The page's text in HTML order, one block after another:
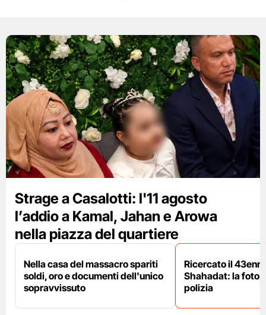
Strage a Casalotti: l'11 agosto
l’addio a Kamal, Jahan e Arowa
nella piazza del quartiere
Nella casa del massacro spariti
soldi, oro e documenti dell'unico
sopravvissuto
Ricercato il
Shahadat: la foto
polizia